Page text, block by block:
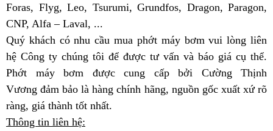
Foras, Flyg, Leo, Tsurumi, Grundfos, Dragon, Paragon,
CNP, Alfa – Laval, ...
Quý khách có nhu cầu mua phớt máy bơm vui lòng liên
hệ Công ty chúng tôi để được tư vấn và báo giá cụ thể.
Phớt máy bơm được cung cấp bởi Cường Thịnh
Vươngđảm bảo là hàng chính hãng, nguồn gốc xuất xứ rõ
ràng, giá thành tốt nhất.
Thông tin liên hệ: